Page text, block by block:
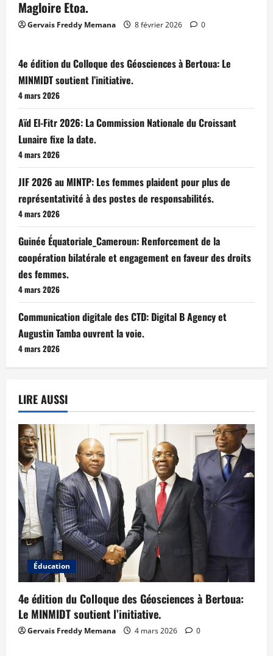
Magloire Etoa.
Gervais Freddy Memana 8 février 2026 0
4e édition du Colloque des Géosciences à Bertoua: Le
MINMIDT soutient l’initiative.
4 mars 2026
Aïd El-Fitr 2026: La Commission Nationale du Croissant
Lunaire fixe la date.
4 mars 2026
JIF 2026 au MINTP: Les femmes plaident pour plus de
représentativité à des postes de responsabilités.
4 mars 2026
Guinée Équatoriale_Cameroun: Renforcement de la
coopération bilatérale et engagement en faveur des droits
des femmes.
4 mars 2026
Communication digitale des CTD: Digital B Agency et
Augustin Tamba ouvrent la voie.
4 mars 2026
LIRE AUSSI
Éducation
4e édition du Colloque des Géosciences à Bertoua:
Le MINMIDT soutient l’initiative.
Gervais Freddy Memana 4 mars 2026 0